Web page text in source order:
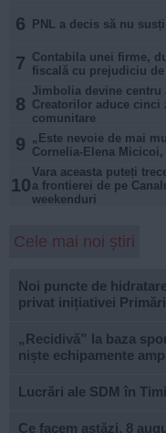
6 PNL a decis să nu
7 Contabila unei firme,
fiscală cu prejudiciu
8
Jimbolia devine
Creatorilor aduce
comunitare
9 „Este nevoie de mai
Cornelia-Elena
10
Vara aceasta puteți
a frontierei de pe
weekenduri
Cele mai noi știri
Noi puncte de
privat inițiativei
„Recidivă” la baza
niște echipamente
Lucrări ale SDM în
Ce facem astăzi, 8